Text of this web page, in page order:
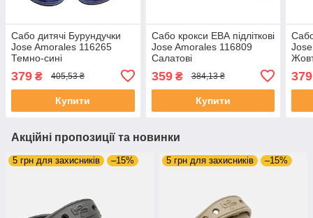
Сабо дитячі Бурундучки
Jose Amorales 116265
Темно-сині
379 ₴ 405,53 ₴
Купити
Сабо крокси ЕВА підліткові
Jose Amorales 116809
Салатові
359₴ 384,13 ₴
Купити
379
Акційні пропозиції та новинки
5 грн для захисників –15% 5 грн для захисників –15%